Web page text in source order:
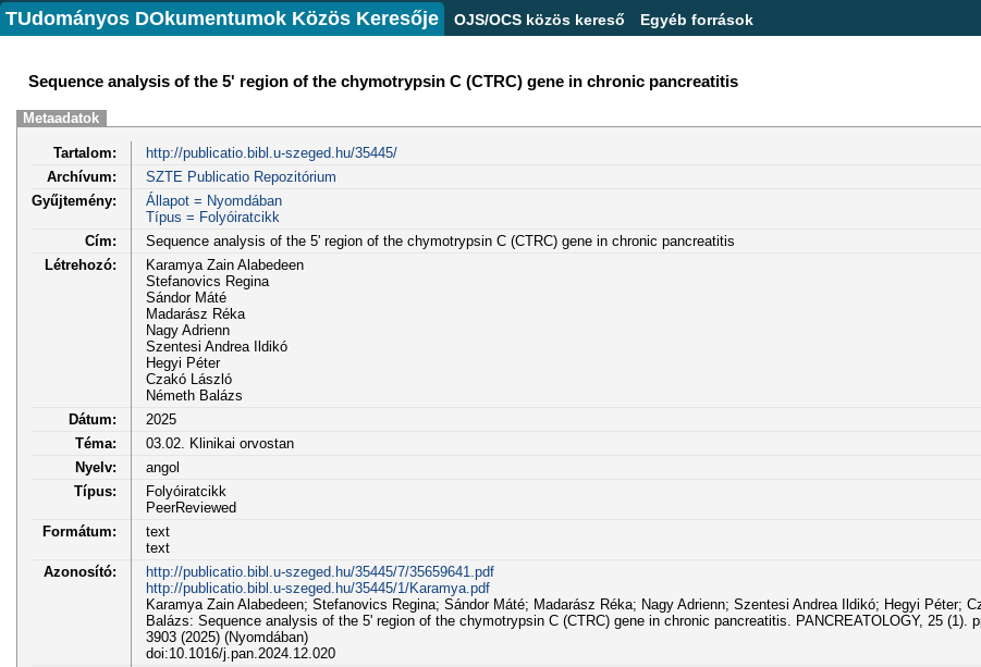
TUdományos DOkumentumok Közös Keresője OJS/OCS közös kereső Egyéb források
Sequence analysis of the 5' region of the chymotrypsin C (CTRC) gene in chronic pancreatitis
Metaadatok
Tartalom:
http://publicatio.bibl.u-szeged.hu/35445/
Archívum:
SZTE Publicatio Repozitórium
Gyűjtemény:
Állapot = Nyomdában
Típus = Folyóiratcikk
Cím:
Sequence analysis of the 5' region of the chymotrypsin C (CTRC) gene in chronic pancreatitis
Létrehozó:
Karamya Zain Alabedeen
Stefanovics Regina
Sándor Máté
Madarász Réka
Nagy Adrienn
Szentesi Andrea Ildikó
Hegyi Péter
Czakó László
Németh Balázs
Dátum:
2025
Téma:
03.02. Klinikai orvostan
Nyelv:
angol
Típus:
Folyóiratcikk
PeerReviewed
Formátum:
text
text
Azonosító:
http://publicatio.bibl.u-szeged.hu/35445/7/35659641.pdf
http://publicatio.bibl.u-szeged.hu/35445/1/Karamya.pdf
Karamya Zain Alabedeen; Stefanovics Regina; Sándor Máté; Madarász Réka; Nagy Adrienn; Szentesi Andrea Ildikó; Hegyi Péter;
Balázs: Sequence analysis of the 5' region of the chymotrypsin C (CTRC) gene in chronic pancreatitis. PANCREATOLOGY, 25 (1).
3903 (2025) (Nyomdában)
doi:10.1016/j.pan.2024.12.020